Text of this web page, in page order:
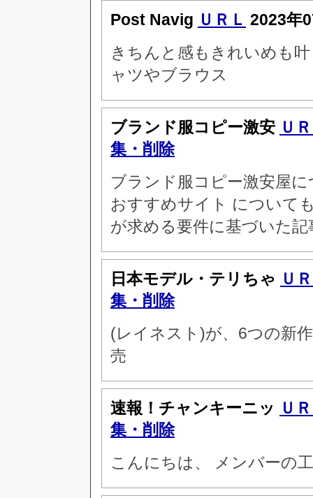
Post Navig ＵＲＬ 2023年
きちんと感もきれいめも
ャツやブラウス
ブランド服コピー激安 Ｕ
集・削除
ブランド服コピー激安屋
おすすめサイト について
が求める要件に基づいた
日本モデル・テリちゃ Ｕ
集・削除
(レイネスト)が、6つの新
売
速報！チャンキーニッ Ｕ
集・削除
こんにちは、 メンバーの